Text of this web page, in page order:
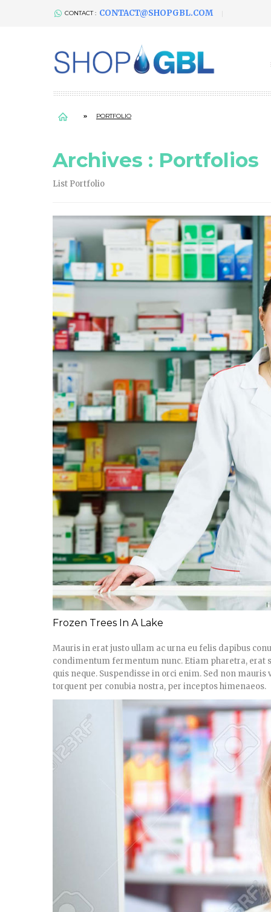
CONTACT : CONTACT@SHOPGBL.COM
PORTFOLIO
Archives : Portfolios
List Portfolio
Frozen Trees In A Lake
Mauris in erat justo ullam ac urna eu felis dapibus
condimentum fermentum nunc. Etiam pharetra, erat
quis neque. Suspendisse in orci enim. Sed non
torquent per conubia nostra, per inceptos himenaeos.